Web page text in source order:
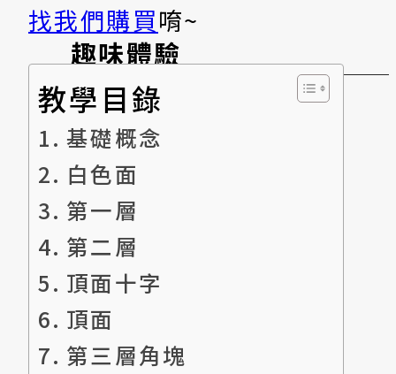
趣味體驗
金字塔魔術方塊
好學又好玩
找我們購買唷~
教學目錄
基礎概念
白色面
第一層
第二層
頂面十字
頂面
第三層角塊